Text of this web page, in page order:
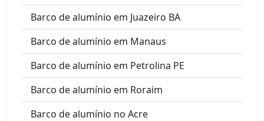
Barco de alumínio em Juazeiro BA
Barco de alumínio em Manaus
Barco de alumínio em Petrolina PE
Barco de alumínio em Roraim
Barco de alumínio no Acre